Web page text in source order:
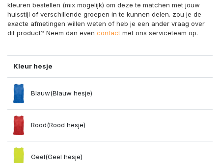
kleuren bestellen (mix mogelijk) om deze te matchen met jouw
huisstijl of verschillende groepen in te kunnen delen. zou je de
exacte afmetingen willen weten of heb je een ander vraag over
dit product? Neem dan even contact met ons serviceteam op.
Kleur hesje
Blauw(Blauw hesje)
Rood(Rood hesje)
Geel(Geel hesje)